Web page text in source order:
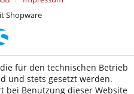
Shopware
für den technischen Betrieb
und stets gesetzt werden.
bei Benutzung dieser Website